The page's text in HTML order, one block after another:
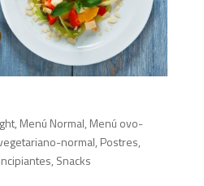
, Menú Normal, Menú ovo-
normal, Postres,
, Snacks